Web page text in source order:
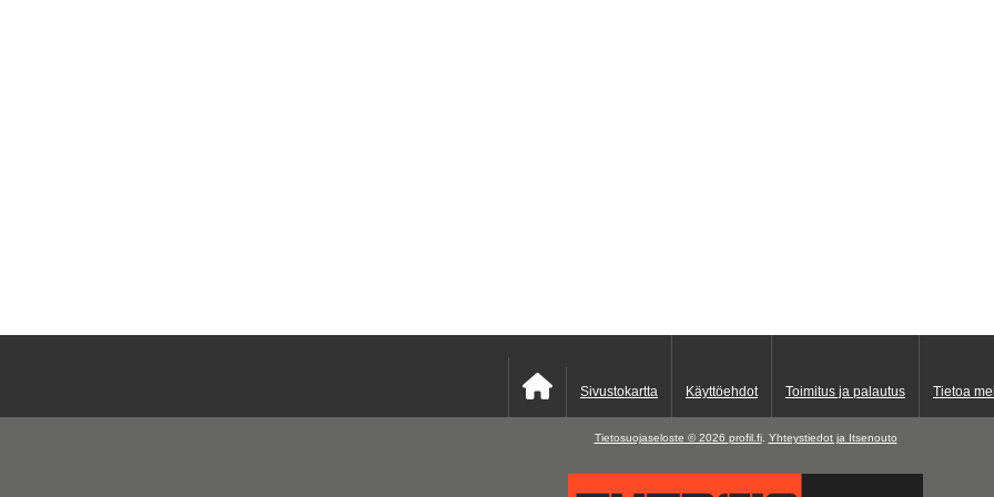
Sivustokartta Käyttöehdot Toimitus ja palautus Tietoa
Tietosuojaseloste © 2026 profil.fi. Yhteystiedot ja Itsenouto